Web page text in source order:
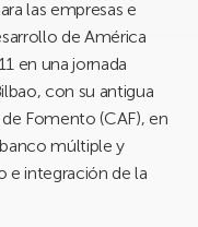
las empresas e
de América
en una jornada
con su antigua
Fomento (CAF), en
múltiple y
e integración de la